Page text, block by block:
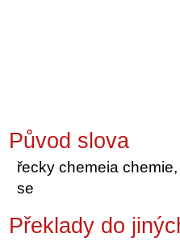
Původ slova
řecky chemeia
se
Překlady do